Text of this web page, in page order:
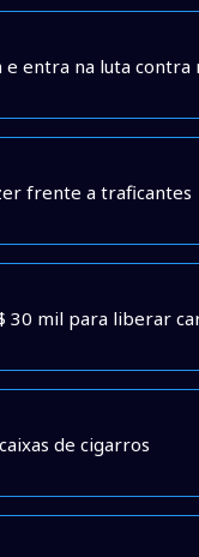
entra na luta contra
frente a traficantes
30 mil para liberar
de cigarros